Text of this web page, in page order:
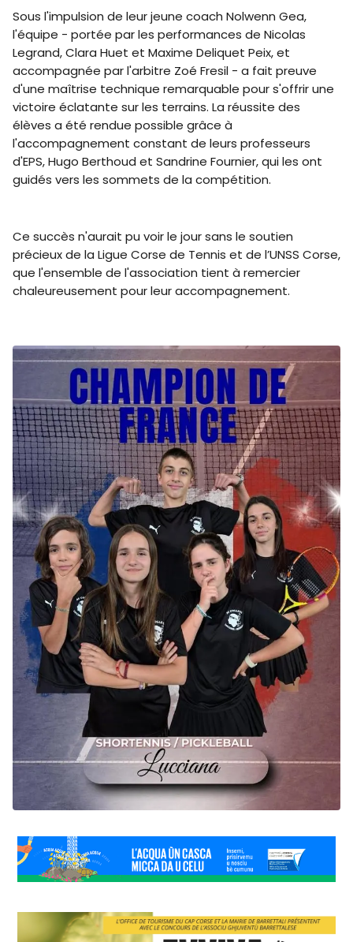
Sous l'impulsion de leur jeune coach Nolwenn Gea,
l'équipe - portée par les performances de Nicolas
Legrand, Clara Huet et Maxime Deliquet Peix, et
accompagnée par l'arbitre Zoé Fresil - a fait preuve
d'une maîtrise technique remarquable pour s'offrir une
victoire éclatante sur les terrains. La réussite des
élèves a été rendue possible grâce à
l'accompagnement constant de leurs professeurs
d'EPS, Hugo Berthoud et Sandrine Fournier, qui les ont
guidés vers les sommets de la compétition.
Ce succès n'aurait pu voir le jour sans le soutien
précieux de la Ligue Corse de Tennis et de l’UNSS Corse,
que l'ensemble de l'association tient à remercier
chaleureusement pour leur accompagnement.